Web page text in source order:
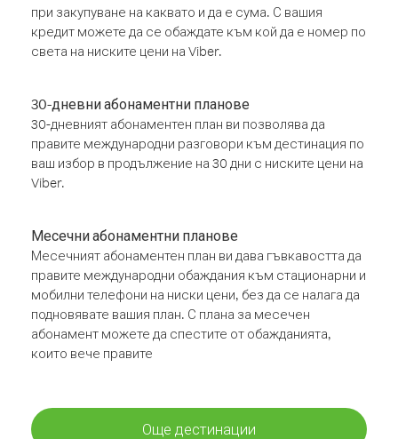
при закупуване на каквато и да е сума. С вашия
кредит можете да се обаждате към кой да е номер по
света на ниските цени на Viber.
30-дневни абонаментни планове
30-дневният абонаментен план ви позволява да
правите международни разговори към дестинация по
ваш избор в продължение на 30 дни с ниските цени на
Viber.
Месечни абонаментни планове
Месечният абонаментен план ви дава гъвкавостта да
правите международни обаждания към стационарни и
мобилни телефони на ниски цени, без да се налага да
подновявате вашия план. С плана за месечен
абонамент можете да спестите от обажданията,
които вече правите
Още дестинации